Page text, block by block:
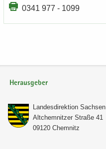
0341 977 - 1099
Herausgeber
Lan­des­di­rek­ti­on Sach­sen
Alt­chem­nit­zer Stra­ße 41
09120 Chem­nitz